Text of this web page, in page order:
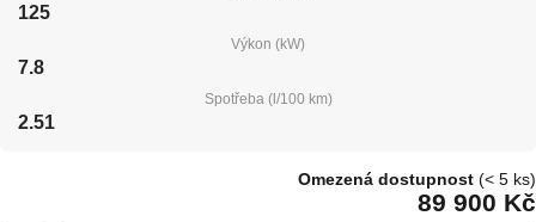
125
Výkon (kW)
7.8
Spotřeba (l/100 km)
2.51
Omezená dostupnost (< 5 ks)
89 900 Kč